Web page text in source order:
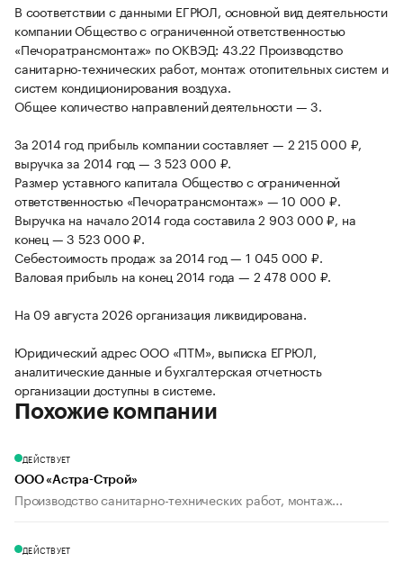
В соответствии с данными ЕГРЮЛ, основной вид деятельности
компании Общество с ограниченной ответственностью
«Печоратрансмонтаж» по ОКВЭД: 43.22 Производство
санитарно-технических работ, монтаж отопительных систем и
систем кондиционирования воздуха.
Общее количество направлений деятельности — 3.
За 2014 год прибыль компании составляет — 2 215 000 ₽,
выручка за 2014 год — 3 523 000 ₽.
Размер уставного капитала Общество с ограниченной
ответственностью «Печоратрансмонтаж» — 10 000 ₽.
Выручка на начало 2014 года составила 2 903 000 ₽, на
конец — 3 523 000 ₽.
Себестоимость продаж за 2014 год — 1 045 000 ₽.
Валовая прибыль на конец 2014 года — 2 478 000 ₽.
На 09 августа 2026 организация ликвидирована.
Юридический адрес ООО «ПТМ», выписка ЕГРЮЛ,
аналитические данные и бухгалтерская отчетность
организации доступны в системе.
Похожие компании
ДЕЙСТВУЕТ
ООО «Астра-Строй»
Производство санитарно-технических работ, монтаж...
ДЕЙСТВУЕТ